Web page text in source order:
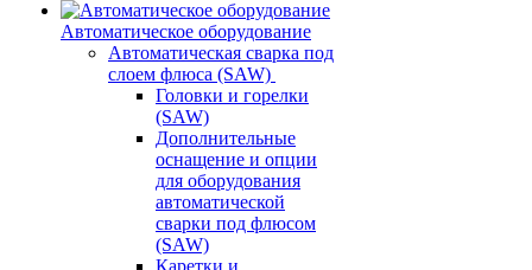
Автоматическое оборудование
Автоматическая сварка под
слоем флюса (SAW)
Головки и горелки
(SAW)
Дополнительные
оснащение и опции
для оборудования
автоматической
сварки под флюсом
(SAW)
Каретки и